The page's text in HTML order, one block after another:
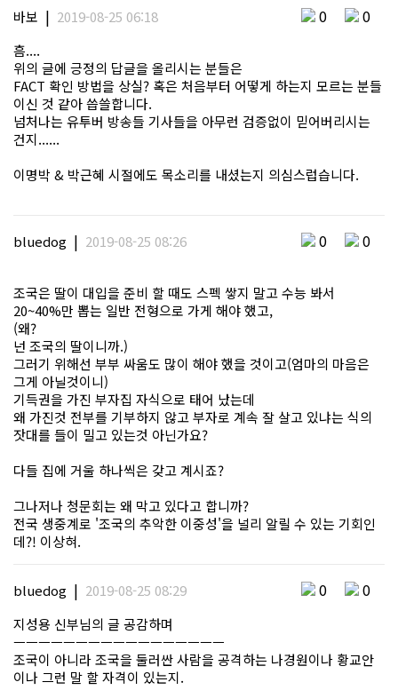
바보 | 2019-08-25 06:18 0 0
흠....
위의 글에 긍정의 답글을 올리시는 분들은
FACT 확인 방법을 상실? 혹은 처음부터 어떻게 하는지 모르는 분들
이신 것 같아 씁쓸합니다.
넘처나는 유투버 방송들 기사들을 아무런 검증없이 믿어버리시는
건지......
이명박 & 박근혜 시절에도 목소리를 내셨는지 의심스럽습니다.
bluedog | 2019-08-25 08:26 0 0
조국은 딸이 대입을 준비 할 때도 스펙 쌓지 말고 수능 봐서
20~40%만 뽑는 일반 전형으로 가게 해야 했고,
(왜?
넌 조국의 딸이니까.)
그러기 위해선 부부 싸움도 많이 해야 했을 것이고(엄마의 마음은
그게 아닐것이니)
기득권을 가진 부자집 자식으로 태어 났는데
왜 가진것 전부를 기부하지 않고 부자로 계속 잘 살고 있냐는 식의
잣대를 들이 밀고 있는것 아닌가요?
다들 집에 거울 하나씩은 갖고 계시죠?
그나저나 청문회는 왜 막고 있다고 합니까?
전국 생중계로 '조국의 추악한 이중성'을 널리 알릴 수 있는 기회인
데?! 이상혀.
bluedog | 2019-08-25 08:29 0 0
지성용 신부님의 글 공감하며
ㅡㅡㅡㅡㅡㅡㅡㅡㅡㅡㅡㅡㅡㅡㅡㅡㅡ
조국이 아니라 조국을 둘러싼 사람을 공격하는 나경원이나 황교안
이나 그런 말 할 자격이 있는지.